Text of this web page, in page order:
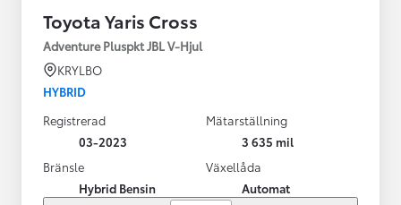
Toyota Yaris Cross
Adventure Pluspkt JBL V-Hjul
KRYLBO
HYBRID
Registrerad
03-2023
Mätarställning
3 635 mil
Bränsle
Hybrid Bensin
Växellåda
Automat